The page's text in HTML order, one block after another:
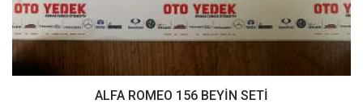
ALFA ROMEO 156 BEYİN SETİ